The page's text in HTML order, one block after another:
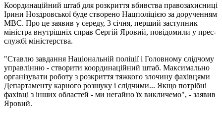
Координаційний штаб для розкриття вбивства правозахисниці
Ірини Ноздровської буде створено Нацполіцією за дорученням
МВС. Про це заявив у середу, 3 січня, перший заступник
міністра внутрішніх справ Сергій Яровий, повідомили у прес-
службі міністерства.
"Ставлю завдання Національній поліції і Головному слідчому
управлінню - створити координаційний штаб. Максимально
організувати роботу з розкриття тяжкого злочину фахівцями
Департаменту карного розшуку і слідчими... Якщо потрібні
фахівці з інших областей - ми негайно їх викличемо", - заявив
Яровий.